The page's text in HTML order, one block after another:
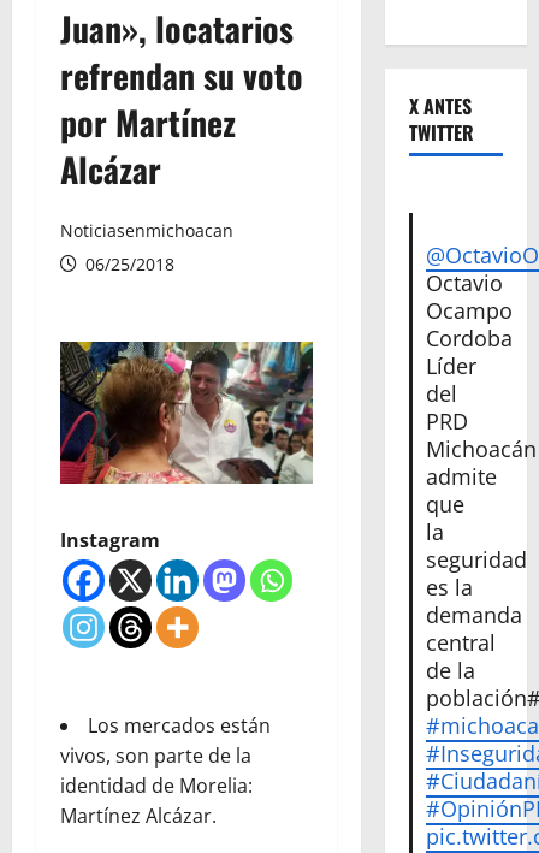
Juan», locatarios
refrendan su voto
por Martínez
Alcázar
Noticiasenmichoacan
06/25/2018
Instagram
Los mercados están
vivos, son parte de la
identidad de Morelia:
Martínez Alcázar.
X ANTES
TWITTER
Octavio
Ocampo
Cordoba
Líder
del
PRD
Michoacán
admite
que
la
seguridad
es la
demanda
central
de la